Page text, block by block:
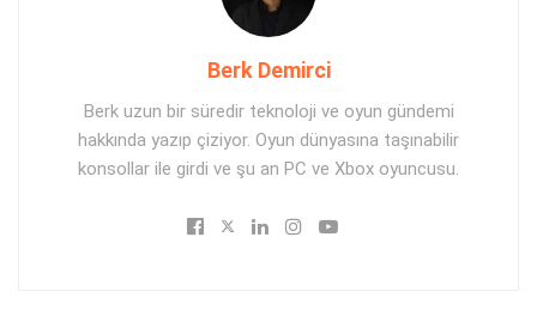
Berk Demirci
Berk uzun bir süredir teknoloji ve oyun gündemi
hakkında yazıp çiziyor. Oyun dünyasına taşınabilir
konsollar ile girdi ve şu an PC ve Xbox oyuncusu.